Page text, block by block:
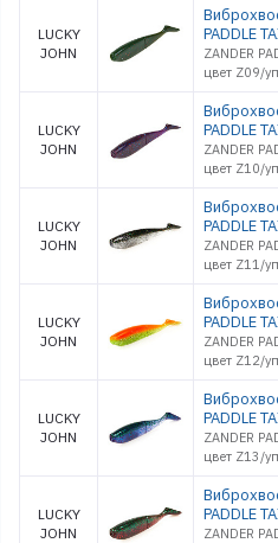
LUCKY
JOHN
PADDLE
ZANDER
цвет Z09/
LUCKY
JOHN
PADDLE
ZANDER
цвет Z10/
LUCKY
JOHN
PADDLE
ZANDER
цвет Z11/
LUCKY
JOHN
PADDLE
ZANDER
цвет Z12/
LUCKY
JOHN
PADDLE
ZANDER
цвет Z13/
LUCKY
JOHN
PADDLE
ZANDER